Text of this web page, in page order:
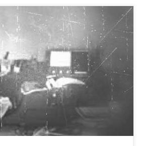
de tu corazón y de tu
tripas, no lo hagas.»